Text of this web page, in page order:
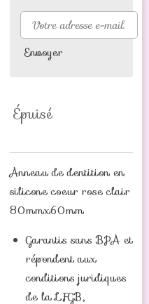
Envoyer
Épuisé
Anneau de dentition en
silicone coeur rose clair
80mmx60mm
Garantis sans BPA et
répondent aux
conditions juridiques
de la LFGB,